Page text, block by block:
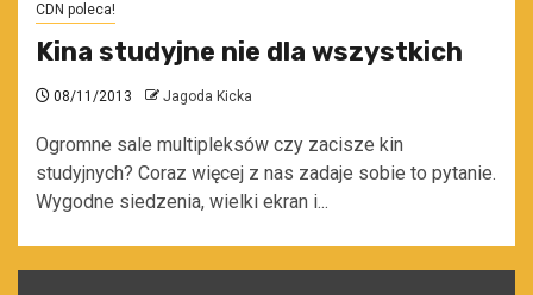
CDN poleca!
Kina studyjne nie dla wszystkich
08/11/2013 Jagoda Kicka
Ogromne sale multipleksów czy zacisze kin
studyjnych? Coraz więcej z nas zadaje sobie to pytanie.
Wygodne siedzenia, wielki ekran i...